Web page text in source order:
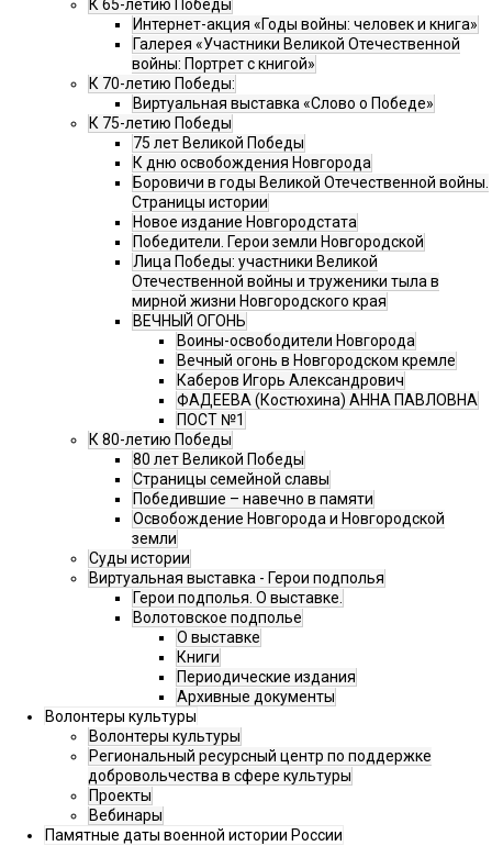
К 65-летию Победы
Интернет-акция «Годы войны: человек и книга»
Галерея «Участники Великой Отечественной
войны: Портрет с книгой»
К 70-летию Победы:
Виртуальная выставка «Слово о Победе»
К 75-летию Победы
75 лет Великой Победы
К дню освобождения Новгорода
Боровичи в годы Великой Отечественной войны.
Страницы истории
Новое издание Новгородстата
Победители. Герои земли Новгородской
Лица Победы: участники Великой
Отечественной войны и труженики тыла в
мирной жизни Новгородского края
ВЕЧНЫЙ ОГОНЬ
Воины-освободители Новгорода
Вечный огонь в Новгородском кремле
Каберов Игорь Александрович
ФАДЕЕВА (Костюхина) АННА ПАВЛОВНА
ПОСТ №1
К 80-летию Победы
80 лет Великой Победы
Страницы семейной славы
Победившие – навечно в памяти
Освобождение Новгорода и Новгородской
земли
Суды истории
Виртуальная выставка - Герои подполья
Герои подполья. О выставке.
Волотовское подполье
О выставке
Книги
Периодические издания
Архивные документы
Волонтеры культуры
Волонтеры культуры
Региональный ресурсный центр по поддержке
добровольчества в сфере культуры
Проекты
Вебинары
Памятные даты военной истории России